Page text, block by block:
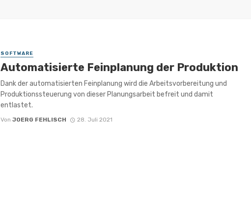
SOFTWARE
Automatisierte Feinplanung der Produktion
Dank der automatisierten Feinplanung wird die Arbeitsvorbereitung und
Produktionssteuerung von dieser Planungsarbeit befreit und damit
entlastet.
Von JOERG FEHLISCH 28. Juli 2021